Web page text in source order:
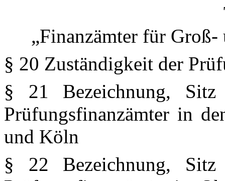
„Finanzämter für
§ 20 Zuständigkeit der
§ 21 Bezeichnung, Sitz
Prüfungsfinanzämter in
und Köln
§ 22 Bezeichnung, Sitz